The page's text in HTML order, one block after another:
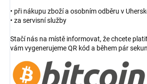
• při nákupu zboží a osobním odběru v
• za servisní služby
Stačí nás na místě informovat, že chcete
vám vygenerujeme QR kód a během pár